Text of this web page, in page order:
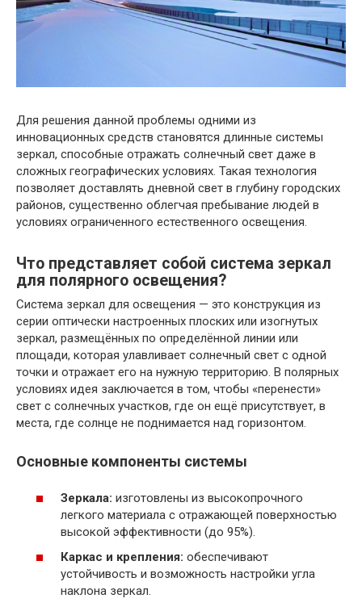
Для решения данной проблемы одними из
инновационных средств становятся длинные системы
зеркал, способные отражать солнечный свет даже в
сложных географических условиях. Такая технология
позволяет доставлять дневной свет в глубину городских
районов, существенно облегчая пребывание людей в
условиях ограниченного естественного освещения.
Что представляет собой система зеркал
для полярного освещения?
Система зеркал для освещения — это конструкция из
серии оптически настроенных плоских или изогнутых
зеркал, размещённых по определённой линии или
площади, которая улавливает солнечный свет с одной
точки и отражает его на нужную территорию. В полярных
условиях идея заключается в том, чтобы «перенести»
свет с солнечных участков, где он ещё присутствует, в
места, где солнце не поднимается над горизонтом.
Основные компоненты системы
Зеркала: изготовлены из высокопрочного
легкого материала с отражающей поверхностью
высокой эффективности (до 95%).
Каркас и крепления: обеспечивают
устойчивость и возможность настройки угла
наклона зеркал.